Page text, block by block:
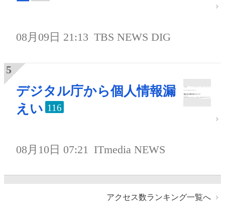
08月09日 21:13 TBS NEWS DIG
デジタル庁から個人情報漏
えい 116
08月10日 07:21 ITmedia NEWS
アクセス数ランキング一覧へ